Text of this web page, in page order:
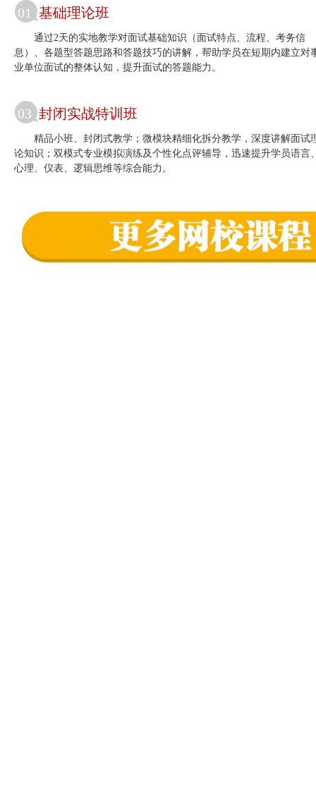
01 基础理论班
通过2天的实地教学对面试基础知识（面试特点、流程、考务信
息）、各题型答题思路和答题技巧的讲解，帮助学员在短期内建立对
业单位面试的整体认知，提升面试的答题能力。
03 封闭实战特训班
精品小班、封闭式教学；微模块精细化拆分教学，深度讲解面试
论知识；双模式专业模拟演练及个性化点评辅导，迅速提升学员语言
心理、仪表、逻辑思维等综合能力。